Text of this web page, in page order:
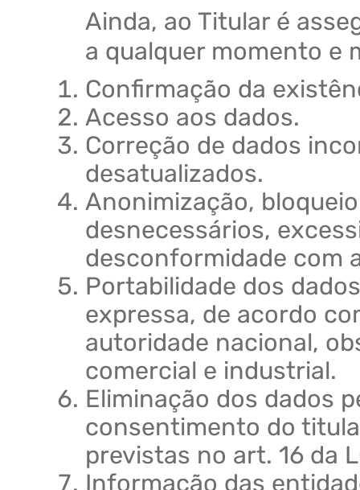
Ainda, ao Titular é
a qualquer momento e
Confirmação da
Acesso aos dados.
Correção de dados
desatualizados.
Anonimização,
desnecessários,
desconformidade com
Portabilidade dos
expressa, de acordo
autoridade nacional,
comercial e industrial.
Eliminação dos dados
consentimento do
previstas no art. 16 da
Informação das